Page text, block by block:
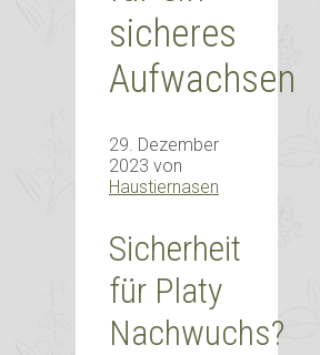
sicheres
Aufwachsen
29. Dezember
2023 von
Haustiernasen
Sicherheit
für Platy
Nachwuchs?